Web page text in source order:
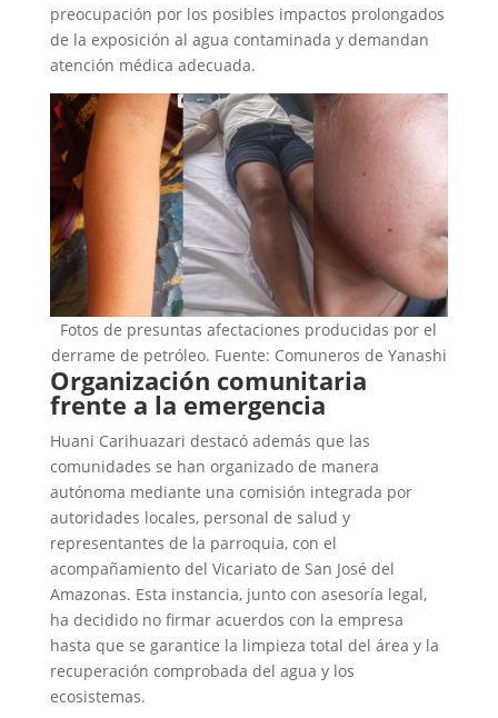
preocupación por los posibles impactos prolongados
de la exposición al agua contaminada y demandan
atención médica adecuada.
Fotos de presuntas afectaciones producidas por el
derrame de petróleo. Fuente: Comuneros de Yanashi
Organización comunitaria
frente a la emergencia
Huani Carihuazari destacó además que las
comunidades se han organizado de manera
autónoma mediante una comisión integrada por
autoridades locales, personal de salud y
representantes de la parroquia, con el
acompañamiento del Vicariato de San José del
Amazonas. Esta instancia, junto con asesoría legal,
ha decidido no firmar acuerdos con la empresa
hasta que se garantice la limpieza total del área y la
recuperación comprobada del agua y los
ecosistemas.